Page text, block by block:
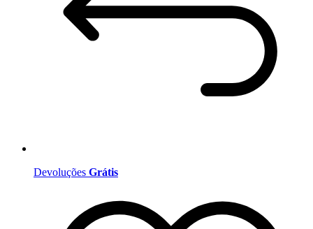
Devoluções Grátis